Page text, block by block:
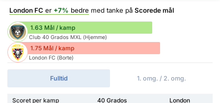
London FC er +7% bedre med tanke på Scorede mål
1.63 Mål / kamp
Club 40 Grados MXL (Hjemme)
1.75 Mål / kamp
London FC (Borte)
Fulltid 1. omg. / 2. omg.
Scoret per kamp 40 Grados
London